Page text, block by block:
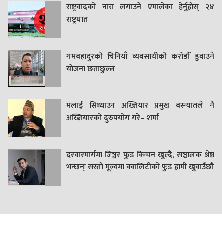
राष्ट्रवादको नारा लगाउने एमालेका हेर्नुहोस् २४
राष्ट्रघात
गमबहादुरकाे चिनियाँ व्यवसायीको करोडौँ डुवाउने
याेजना छताछुल्ल
मलाई सिध्याउन अख्तियार प्रमुख बस्न्यातले नै
अख्तियारको दुरुपयोग गरे– शर्मा
दरवारमार्गमा जिञ्जर फुड किचन खुल्दै, सञ्चालक श्रेष्ठ
भन्छन्ः सस्तो मूल्यमा क्वालिटीको फुड हामी खुवाउँछौं